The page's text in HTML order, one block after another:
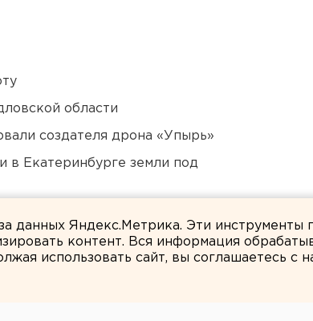
области
создателя дрона «Упырь»
в Екатеринбурге земли под
данных Яндекс.Метрика. Эти инструменты
контент. Вся информация
использовать сайт, вы соглашаетесь с